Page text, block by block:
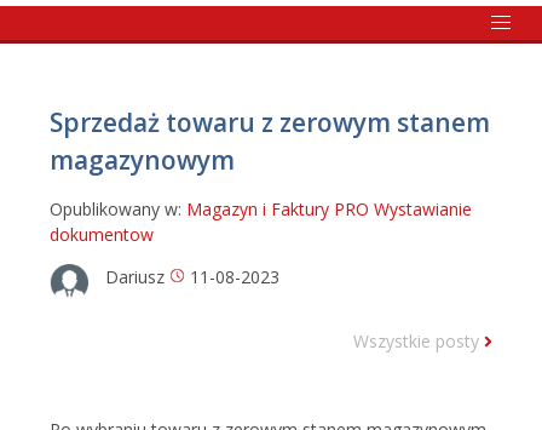
Sprzedaż towaru z zerowym stanem
magazynowym
Opublikowany w: Magazyn i Faktury PRO Wystawianie
dokumentow
Dariusz
11-08-2023
Wszystkie posty